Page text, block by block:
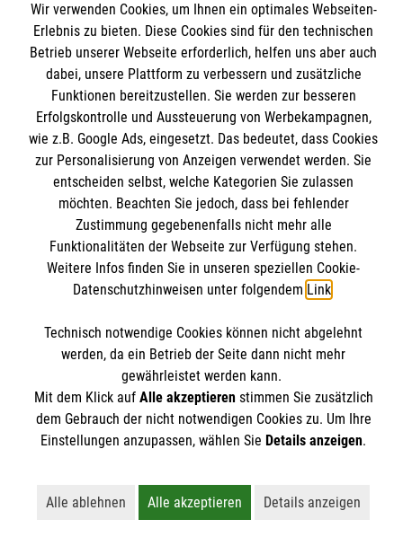
Mitarbeiten
WirMalteser
Kontakt
Datenschutz
Barrierefreiheit
Malteser online
Malteser bundesweit
Malteser Diözese Magdeburg
Malteser Jugend Magdeburg
Malteserorden
Malteser Jugend
Malteser International
Sharepoint
Spendenkonto
Empfänger: Malteser Hilfsdienst e.V.
Pax-Bank
IBAN: DE48370601201201229010
Soziale Netzwerke
Der Malteser Hilfsdienst e.V. ist als eingetragene
gemeinnützige Organisation von der Körperschaft- und
Gewerbesteuer befreit.
Wir verwenden Cookies, um Ihnen ein optimales Webseiten-
Erlebnis zu bieten. Diese Cookies sind für den technischen
Betrieb unserer Webseite erforderlich, helfen uns aber auch
dabei, unsere Plattform zu verbessern und zusätzliche
Funktionen bereitzustellen. Sie werden zur besseren
Erfolgskontrolle und Aussteuerung von Werbekampagnen,
wie z.B. Google Ads, eingesetzt. Das bedeutet, dass Cookies
zur Personalisierung von Anzeigen verwendet werden. Sie
entscheiden selbst, welche Kategorien Sie zulassen
möchten. Beachten Sie jedoch, dass bei fehlender
Zustimmung gegebenenfalls nicht mehr alle
Funktionalitäten der Webseite zur Verfügung stehen.
Weitere Infos finden Sie in unseren speziellen Cookie-
Datenschutzhinweisen unter folgendem Link.
Technisch notwendige Cookies können nicht abgelehnt
werden, da ein Betrieb der Seite dann nicht mehr
gewährleistet werden kann.
Mit dem Klick auf Alle akzeptierenstimmen Sie zusätzlich
dem Gebrauch der nicht notwendigen Cookies zu. Um Ihre
Einstellungen anzupassen, wählen Sie Details anzeigen.
Alle ablehnen
Lehnt alle nicht-essentiellen Cookies ab
Alle akzeptieren
Akzeptiert alle Cookies
Details anzeigen